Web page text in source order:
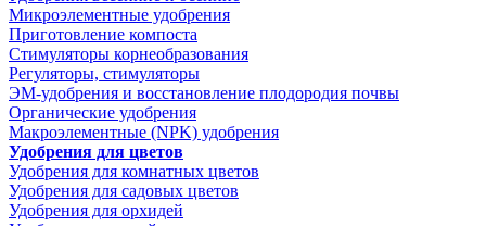
Микроэлементные удобрения
Приготовление компоста
Стимуляторы корнеобразования
Регуляторы, стимуляторы
ЭМ-удобрения и восстановление плодородия почвы
Органические удобрения
Макроэлементные (NPK) удобрения
Удобрения для цветов
Удобрения для комнатных цветов
Удобрения для садовых цветов
Удобрения для орхидей